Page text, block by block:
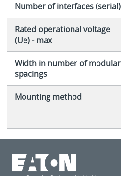
Number of interfaces (serial)
Rated operational voltage
(Ue) - max
Width in number of modular
spacings
Mounting method